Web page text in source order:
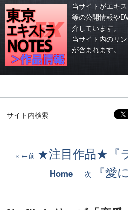
当サイトがエキ
等の公開情報や
介しています。
当サイト内のリ
が含まれます。
サイト内検索
←前 ★注目作品★『
Home 次 『愛